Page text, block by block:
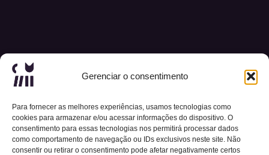
Gerenciar o consentimento
Para fornecer as melhores experiências, usamos tecnologias como
cookies para armazenar e/ou acessar informações do dispositivo. O
consentimento para essas tecnologias nos permitirá processar dados
como comportamento de navegação ou IDs exclusivos neste site. Não
consentir ou retirar o consentimento pode afetar negativamente certos